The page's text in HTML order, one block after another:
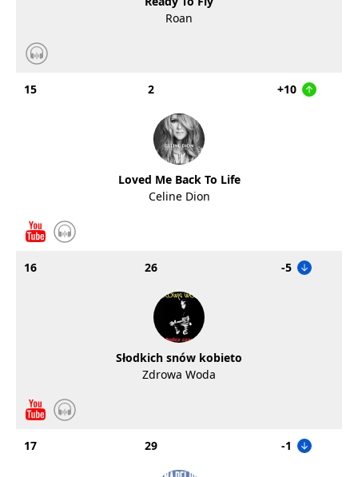
Roan
15 2 +10
Loved Me Back To Life
Celine Dion
16 26 -5
Słodkich snów kobieto
Zdrowa Woda
17 29 -1